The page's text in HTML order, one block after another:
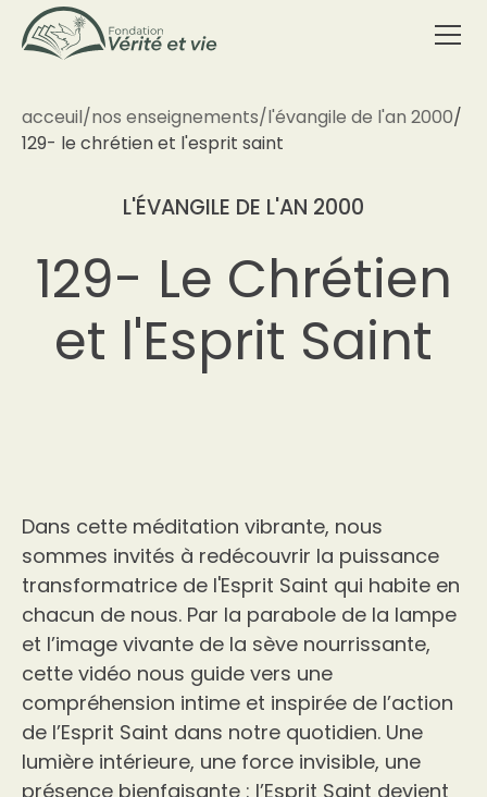
acceuil/nos enseignements/l'évangile de l'an 2000/
129- le chrétien et l'esprit saint
L'ÉVANGILE DE L'AN 2000
129- Le Chrétien
et l'Esprit Saint
Dans cette méditation vibrante, nous
sommes invités à redécouvrir la puissance
transformatrice de l'Esprit Saint qui habite en
chacun de nous. Par la parabole de la lampe
et l’image vivante de la sève nourrissante,
cette vidéo nous guide vers une
compréhension intime et inspirée de l’action
de l’Esprit Saint dans notre quotidien. Une
lumière intérieure, une force invisible, une
présence bienfaisante : l’Esprit Saint devient